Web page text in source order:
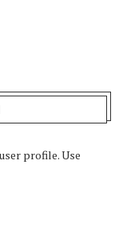
profile. Use